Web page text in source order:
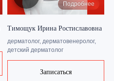
Подробнее
Тимощук Ирина Ростиславовна
дерматолог, дерматовенеролог,
детский дерматолог
Записаться